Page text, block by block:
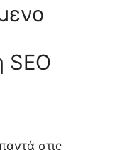
SEO
στις